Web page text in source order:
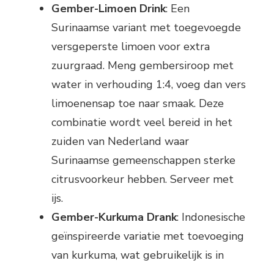
Gember-Limoen Drink: Een
Surinaamse variant met toegevoegde
versgeperste limoen voor extra
zuurgraad. Meng gembersiroop met
water in verhouding 1:4, voeg dan vers
limoenensap toe naar smaak. Deze
combinatie wordt veel bereid in het
zuiden van Nederland waar
Surinaamse gemeenschappen sterke
citrusvoorkeur hebben. Serveer met
ijs.
Gember-Kurkuma Drank: Indonesische
geïnspireerde variatie met toevoeging
van kurkuma, wat gebruikelijk is in